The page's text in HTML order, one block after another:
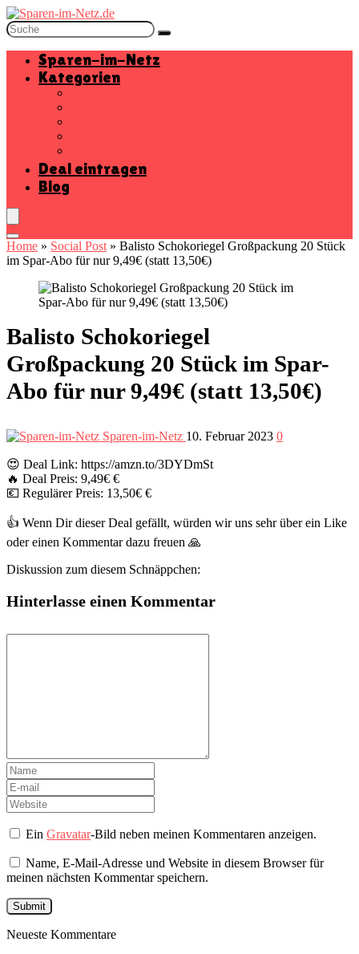
Sparen-im-Netz
Kategorien
Deal eintragen
Blog
Home » Social Post » Balisto Schokoriegel Großpackung 20 Stück
im Spar-Abo für nur 9,49€ (statt 13,50€)
Balisto Schokoriegel
Großpackung 20 Stück im Spar-
Abo für nur 9,49€ (statt 13,50€)
Sparen-im-Netz 10. Februar 2023 0
😍 Deal Link: https://amzn.to/3DYDmSt
🔥 Deal Preis: 9,49€ €
💶 Regulärer Preis: 13,50€ €
👍 Wenn Dir dieser Deal gefällt, würden wir uns sehr über ein Like
oder einen Kommentar dazu freuen 🙏
Diskussion zum diesem Schnäppchen:
Hinterlasse einen Kommentar
EinGravatar-Bild neben meinen Kommentaren anzeigen.
Name, E-Mail-Adresse und Website in diesem Browser für
meinen nächsten Kommentar speichern.
Neueste Kommentare